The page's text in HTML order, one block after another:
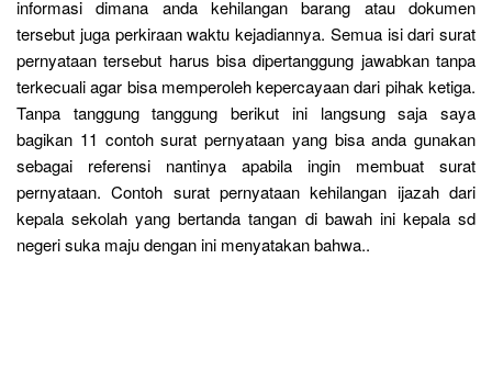
informasi dimana anda kehilangan barang atau dokumen
tersebut juga perkiraan waktu kejadiannya. Semua isi dari surat
pernyataan tersebut harus bisa dipertanggung jawabkan tanpa
terkecuali agar bisa memperoleh kepercayaan dari pihak ketiga.
Tanpa tanggung tanggung berikut ini langsung saja saya
bagikan 11 contoh surat pernyataan yang bisa anda gunakan
sebagai referensi nantinya apabila ingin membuat surat
pernyataan. Contoh surat pernyataan kehilangan ijazah dari
kepala sekolah yang bertanda tangan di bawah ini kepala sd
negeri suka maju dengan ini menyatakan bahwa..